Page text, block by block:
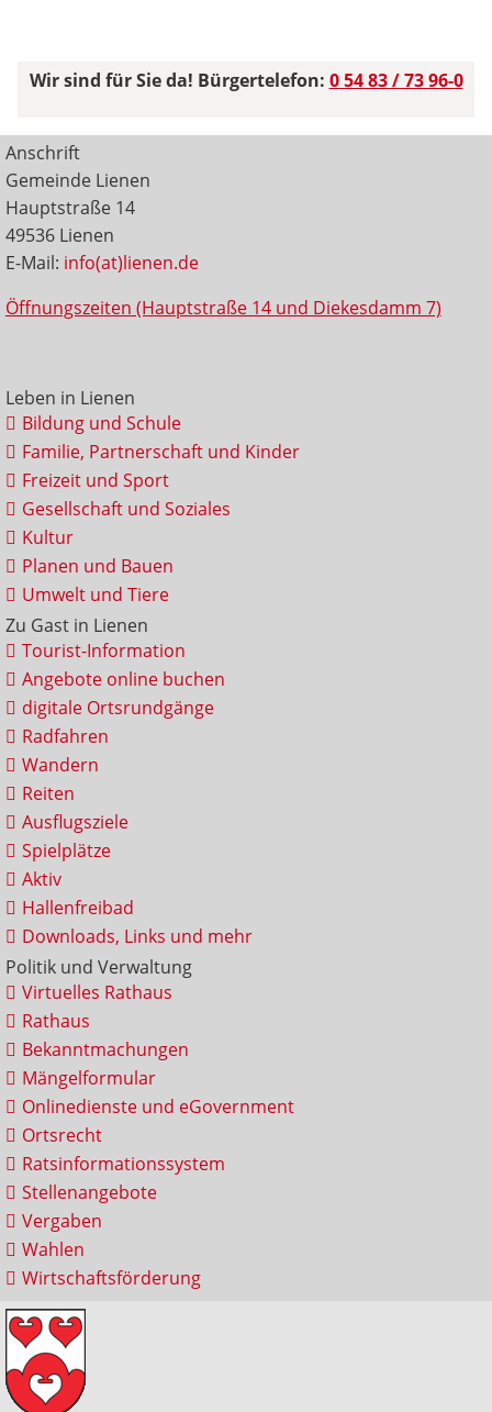
Wir sind für Sie da! Bürgertelefon: 0 54 83 / 73 96-0
Anschrift
Gemeinde Lienen
Hauptstraße 14
49536 Lienen
E-Mail: info(at)lienen.de
Öffnungszeiten (Hauptstraße 14 und Diekesdamm 7)
Leben in Lienen
Bildung und Schule
Familie, Partnerschaft und Kinder
Freizeit und Sport
Gesellschaft und Soziales
Kultur
Planen und Bauen
Umwelt und Tiere
Zu Gast in Lienen
Tourist-Information
Angebote online buchen
digitale Ortsrundgänge
Radfahren
Wandern
Reiten
Ausflugsziele
Spielplätze
Aktiv
Hallenfreibad
Downloads, Links und mehr
Politik und Verwaltung
Virtuelles Rathaus
Rathaus
Bekanntmachungen
Mängelformular
Onlinedienste und eGovernment
Ortsrecht
Ratsinformationssystem
Stellenangebote
Vergaben
Wahlen
Wirtschaftsförderung